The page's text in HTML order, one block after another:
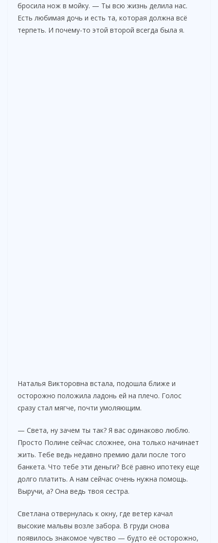
d
бросила нож в мойку. — Ты всю жизнь делила нас.
Есть любимая дочь и есть та, которая должна всё
терпеть. И почему-то этой второй всегда была я.
Наталья Викторовна встала, подошла ближе и
осторожно положила ладонь ей на плечо. Голос
сразу стал мягче, почти умоляющим.
— Света, ну зачем ты так? Я вас одинаково люблю.
Просто Полине сейчас сложнее, она только начинает
жить. Тебе ведь недавно премию дали после того
банкета. Что тебе эти деньги? Всё равно ипотеку еще
долго платить. А нам сейчас очень нужна помощь.
Выручи, а? Она ведь твоя сестра.
Светлана отвернулась к окну, где ветер качал
высокие мальвы возле забора. В груди снова
появилось знакомое чувство — будто её осторожно,